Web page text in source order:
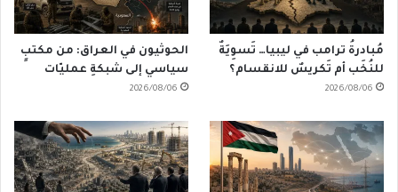
مُبادرةُ ترامب في ليبيا… تَسوِيَةٌ
للنُخَب أم تَكريسٌ للانقسام؟
2026/08/06
الحوثيون في العراق: من مكتبٍ
سياسي إلى شبكةِ عمليّات
2026/08/06